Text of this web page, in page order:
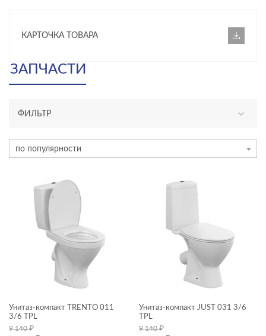
КАРТОЧКА ТОВАРА
ЗАПЧАСТИ
ФИЛЬТР
унитазы, биде, писсуары
ТИП ПРОДУКТА
унитазы-компакты
ГАБАРИТЫ
Ширина, см
по популярности
Унитаз-компакт TRENTO 011
3/6 TPL
9 140₽
Унитаз-компакт JUST 031 3/6
TPL
9 140₽